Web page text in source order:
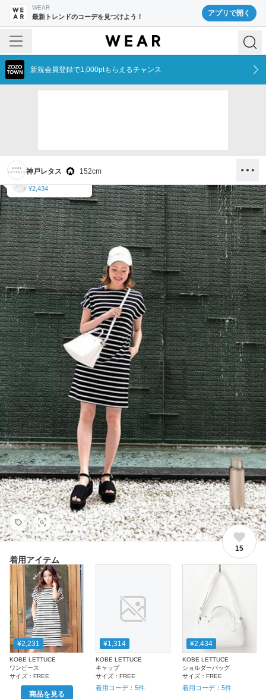
WEAR
最新トレンドのコーデを見つけよう！ アプリで開く
新規会員登録で1,000ptもらえるチャンス
神戸レタス 152cm
¥2,231
¥1,314
¥2,434
15
着用アイテム
¥2,231
KOBE LETTUCE
ワンピース
サイズ： FREE
商品を見る
¥1,314
KOBE LETTUCE
キャップ
サイズ：FREE
着用コーデ：5件
¥2,434
KOBE LETTUCE
ショルダーバッグ
サイズ： FREE
着用コーデ： 5件